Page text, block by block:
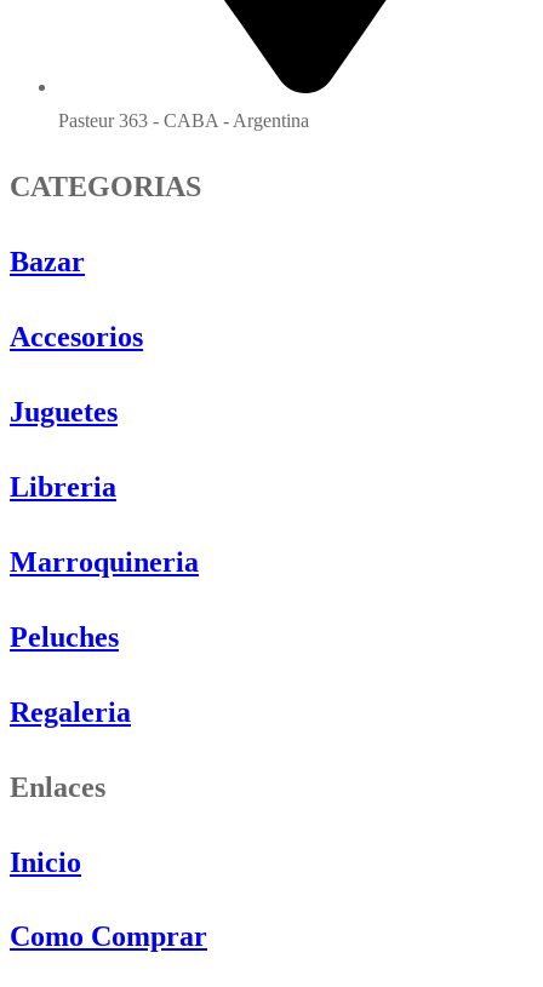
Pasteur 363 - CABA - Argentina
CATEGORIAS
Bazar
Accesorios
Juguetes
Libreria
Marroquineria
Peluches
Regaleria
Enlaces
Inicio
Como Comprar